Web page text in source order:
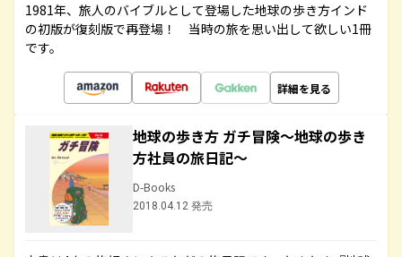
1981年、旅人のバイブルとして登場した地球の歩き方インド
の初版が復刻版で再登場！ 当時の旅を思い出して欲しい1冊
です。
詳細を見る
地球の歩き方 ガチ冒険～地球の歩き
方社員の旅日記～
D-Books
2018.04.12 発売